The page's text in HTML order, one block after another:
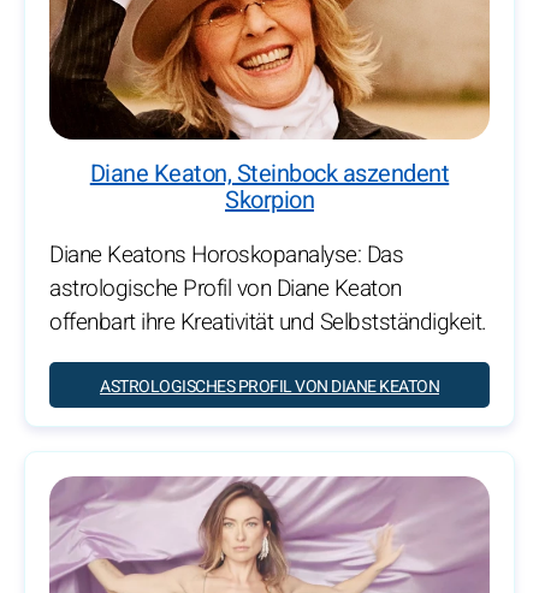
Diane Keaton, Steinbock aszendent
Skorpion
Diane Keatons Horoskopanalyse: Das
astrologische Profil von Diane Keaton
offenbart ihre Kreativität und Selbstständigkeit.
ASTROLOGISCHES PROFIL VON DIANE KEATON